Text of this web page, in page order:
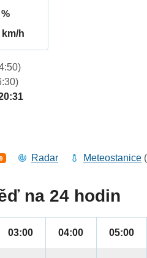
km/h
9 Radar Meteostanice (
na 24 hodin
03:00 04:00 05:00